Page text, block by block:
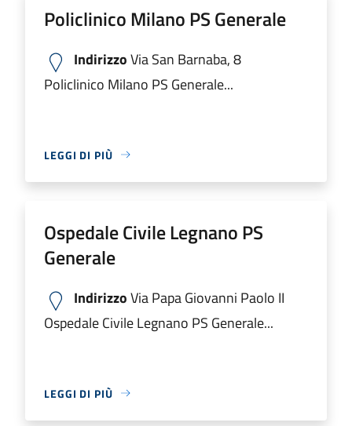
Policlinico Milano PS Generale
IndirizzoVia San Barnaba, 8
Policlinico Milano PS Generale...
LEGGI DI PIÙ
Ospedale Civile Legnano PS
Generale
IndirizzoVia Papa Giovanni Paolo II
Ospedale Civile Legnano PS Generale...
LEGGI DI PIÙ